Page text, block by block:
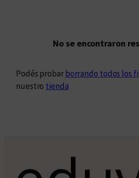
No se encontraron
Podés probarborrando todos los
nuestro tienda